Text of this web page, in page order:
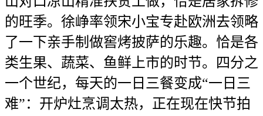
的旺季。徐峥率领宋小宝专赴欧洲去领略
了一下亲手制做窖烤披萨的乐趣。恰是各
类生果、蔬菜、鱼鲜上市的时节。四分之
一个世纪，每天的一日三餐变成“一日三
难”：开炉灶烹调太热，正在现在快节拍